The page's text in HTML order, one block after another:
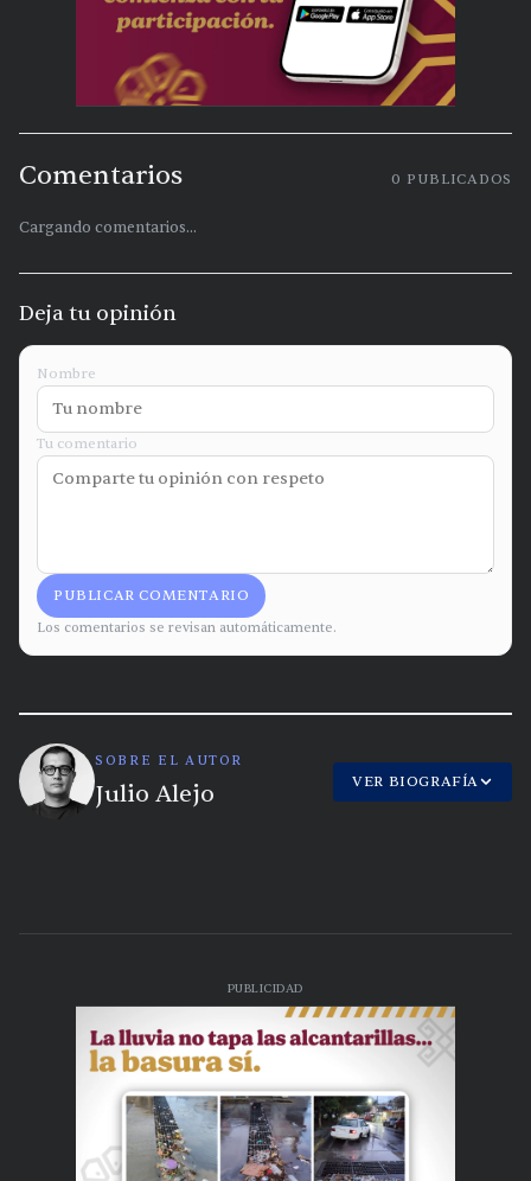
Comentarios 0 PUBLICADOS
Cargando comentarios...
Deja tu opinión
Nombre
Tu comentario
PUBLICAR COMENTARIO
Los comentarios se revisan automáticamente.
SOBRE EL AUTOR
Julio Alejo VER BIOGRAFÍA
PUBLICIDAD